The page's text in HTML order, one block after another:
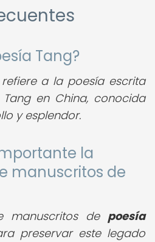
Tang?
a la poesía escrita
en China, conocida
y esplendor.
la
manuscritos de
manuscritos de poesía
preservar este legado